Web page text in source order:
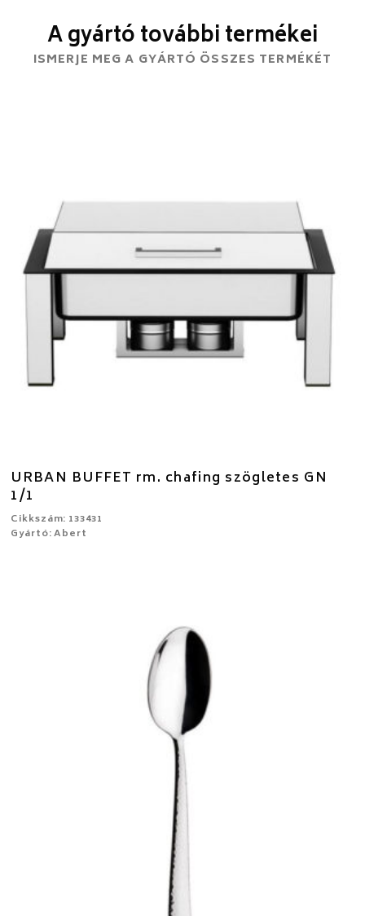
A gyártó további termékei
ISMERJE MEG A GYÁRTÓ ÖSSZES TERMÉKÉT
URBAN BUFFET rm. chafing szögletes GN
1/1
Cikkszám: 133431
Gyártó: Abert